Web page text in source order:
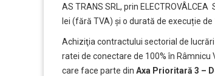
AS TRANS SRL, prin
lei (fără TVA) și o durată de execuție
Achiziţia contractului sectorial de
ratei de conectare de 100% în Râmnicu
care face parte din Axa Prioritară 3 –